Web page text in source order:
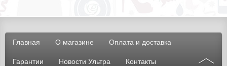
Главная О магазине Оплата и доставка
Гарантии Новости Ультра Контакты